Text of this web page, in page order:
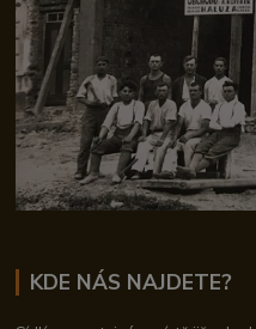
KDE NÁS NAJDETE?